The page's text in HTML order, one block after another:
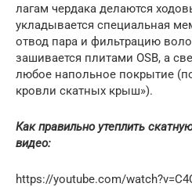
лагам чердака делаются
укладывается специальная
отвод пара и фильтрацию
зашивается плитами OSB, а
любое напольное покрытие
кровли скатных крыш»).
Как правильно утеплить
видео:
https://youtube.com/